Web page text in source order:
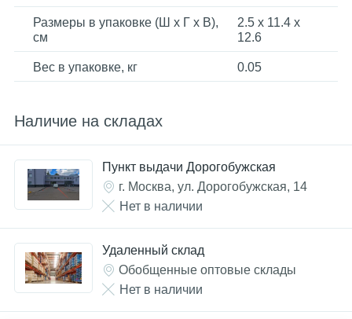
Размеры в упаковке (Ш x Г x В),
см
2.5 x 11.4 x
12.6
Вес в упаковке, кг 0.05
Наличие на складах
Пункт выдачи Дорогобужская
г. Москва, ул. Дорогобужская, 14
Нет в наличии
Удаленный склад
Обобщенные оптовые склады
Нет в наличии